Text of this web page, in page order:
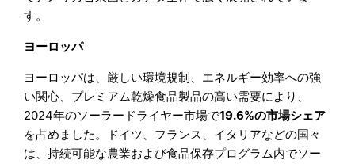
す。
ヨーロッパ
ヨーロッパは、厳しい環境規制、エネルギー効率への強
い関心、プレミアム乾燥食品製品の高い需要により、
2024年のソーラードライヤー市場で19.6%の市場シェア
を占めました。ドイツ、フランス、イタリアなどの国々
は、持続可能な農業および食品保存プログラム内でソー